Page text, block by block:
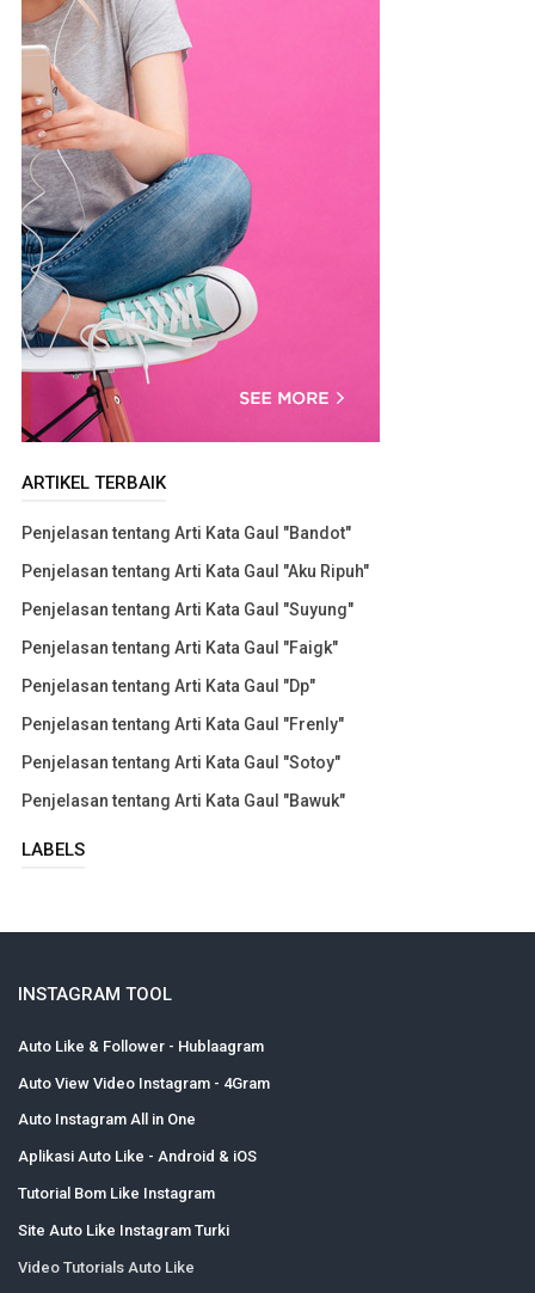
ARTIKEL TERBAIK
Penjelasan tentang Arti Kata Gaul "Bandot"
Penjelasan tentang Arti Kata Gaul "Aku Ripuh"
Penjelasan tentang Arti Kata Gaul "Suyung"
Penjelasan tentang Arti Kata Gaul "Faigk"
Penjelasan tentang Arti Kata Gaul "Dp"
Penjelasan tentang Arti Kata Gaul "Frenly"
Penjelasan tentang Arti Kata Gaul "Sotoy"
Penjelasan tentang Arti Kata Gaul "Bawuk"
LABELS
INSTAGRAM TOOL
Auto Like & Follower - Hublaagram
Auto View Video Instagram - 4Gram
Auto Instagram All in One
Aplikasi Auto Like - Android & iOS
Tutorial Bom Like Instagram
Site Auto Like Instagram Turki
Video Tutorials Auto Like